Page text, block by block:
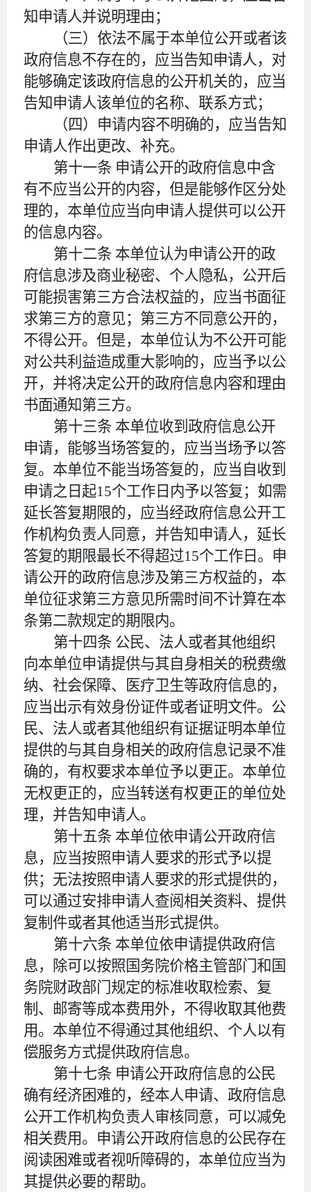
知申请人并说明理由；
（三）依法不属于本单位公开或者该
政府信息不存在的，应当告知申请人，对
能够确定该政府信息的公开机关的，应当
告知申请人该单位的名称、联系方式；
（四）申请内容不明确的，应当告知
申请人作出更改、补充。
第十一条 申请公开的政府信息中含
有不应当公开的内容，但是能够作区分处
理的，本单位应当向申请人提供可以公开
的信息内容。
第十二条 本单位认为申请公开的政
府信息涉及商业秘密、个人隐私，公开后
可能损害第三方合法权益的，应当书面征
求第三方的意见；第三方不同意公开的，
不得公开。但是，本单位认为不公开可能
对公共利益造成重大影响的，应当予以公
开，并将决定公开的政府信息内容和理由
书面通知第三方。
第十三条 本单位收到政府信息公开
申请，能够当场答复的，应当当场予以答
复。本单位不能当场答复的，应当自收到
申请之日起15个工作日内予以答复；如需
延长答复期限的，应当经政府信息公开工
作机构负责人同意，并告知申请人，延长
答复的期限最长不得超过15个工作日。申
请公开的政府信息涉及第三方权益的，本
单位征求第三方意见所需时间不计算在本
条第二款规定的期限内。
第十四条 公民、法人或者其他组织
向本单位申请提供与其自身相关的税费缴
纳、社会保障、医疗卫生等政府信息的，
应当出示有效身份证件或者证明文件。公
民、法人或者其他组织有证据证明本单位
提供的与其自身相关的政府信息记录不准
确的，有权要求本单位予以更正。本单位
无权更正的，应当转送有权更正的单位处
理，并告知申请人。
第十五条 本单位依申请公开政府信
息，应当按照申请人要求的形式予以提
供；无法按照申请人要求的形式提供的，
可以通过安排申请人查阅相关资料、提供
复制件或者其他适当形式提供。
第十六条 本单位依申请提供政府信
息，除可以按照国务院价格主管部门和国
务院财政部门规定的标准收取检索、复
制、邮寄等成本费用外，不得收取其他费
用。本单位不得通过其他组织、个人以有
偿服务方式提供政府信息。
第十七条 申请公开政府信息的公民
确有经济困难的，经本人申请、政府信息
公开工作机构负责人审核同意，可以减免
相关费用。申请公开政府信息的公民存在
阅读困难或者视听障碍的，本单位应当为
其提供必要的帮助。